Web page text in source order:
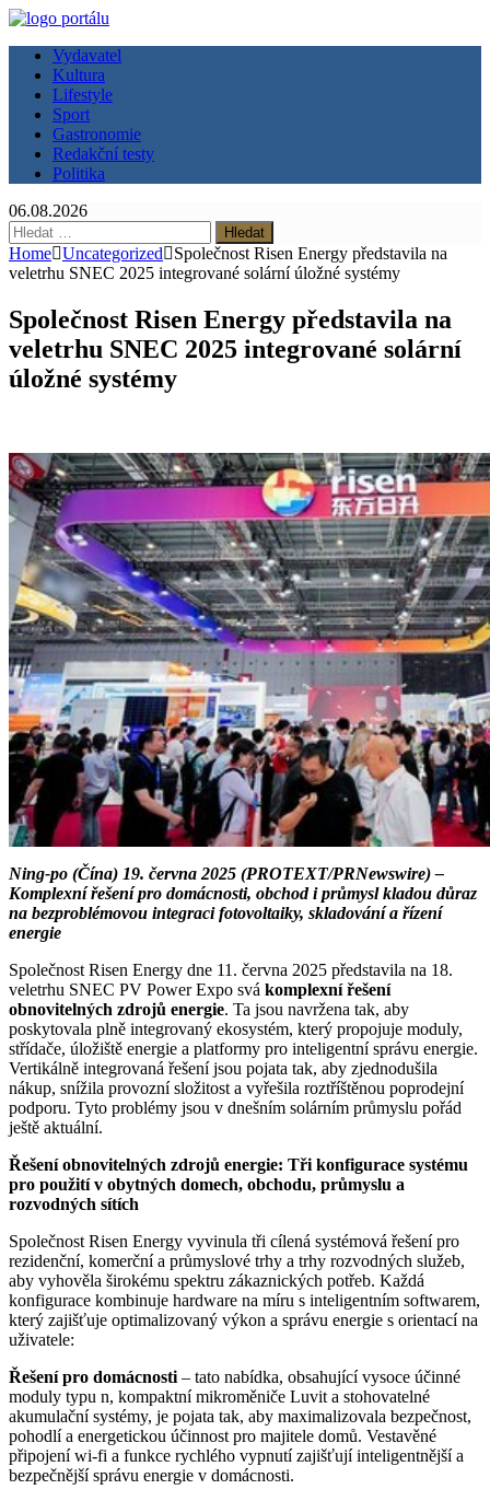
Vydavatel
Kultura
Lifestyle
Sport
Gastronomie
Redakční testy
Politika
06.08.2026
Vyhledávání
Home Uncategorized
Společnost Risen Energy představila na
veletrhu SNEC 2025 integrované solární úložné systémy
Společnost Risen Energy představila na
veletrhu SNEC 2025 integrované solární
úložné systémy
Ning-po (Čína) 19. června 2025 (PROTEXT/PRNewswire) –
Komplexní řešení pro domácnosti, obchod i průmysl kladou důraz
na bezproblémovou integraci fotovoltaiky, skladování a řízení
energie
Společnost Risen Energy dne 11. června 2025 představila na 18.
veletrhu SNEC PV Power Expo svá komplexní řešení
obnovitelných zdrojů energie. Ta jsou navržena tak, aby
poskytovala plně integrovaný ekosystém, který propojuje moduly,
střídače, úložiště energie a platformy pro inteligentní správu energie.
Vertikálně integrovaná řešení jsou pojata tak, aby zjednodušila
nákup, snížila provozní složitost a vyřešila roztříštěnou poprodejní
podporu. Tyto problémy jsou v dnešním solárním průmyslu pořád
ještě aktuální.
Řešení obnovitelných zdrojů energie: Tři konfigurace systému
pro použití v obytných domech, obchodu, průmyslu a
rozvodných sítích
Společnost Risen Energy vyvinula tři cílená systémová řešení pro
rezidenční, komerční a průmyslové trhy a trhy rozvodných služeb,
aby vyhověla širokému spektru zákaznických potřeb. Každá
konfigurace kombinuje hardware na míru s inteligentním softwarem,
který zajišťuje optimalizovaný výkon a správu energie s orientací na
uživatele:
Řešení pro domácnosti – tato nabídka, obsahující vysoce účinné
moduly typu n, kompaktní mikroměniče Luvit a stohovatelné
akumulační systémy, je pojata tak, aby maximalizovala bezpečnost,
pohodlí a energetickou účinnost pro majitele domů. Vestavěné
připojení wi-fi a funkce rychlého vypnutí zajišťují inteligentnější a
bezpečnější správu energie v domácnosti.